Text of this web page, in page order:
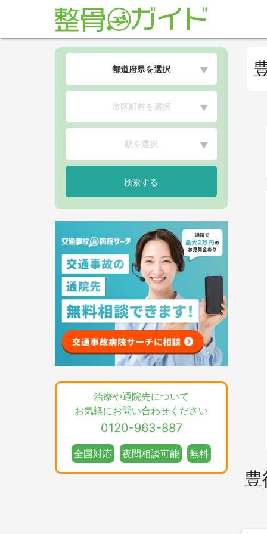
都道府県を選択 ▼
市区町村を選択 ▼
駅を選択 ▼
検索する
治療や通院先について
お気軽にお問い合わせください
0120-963-887
全国対応 夜間相談可能 無料